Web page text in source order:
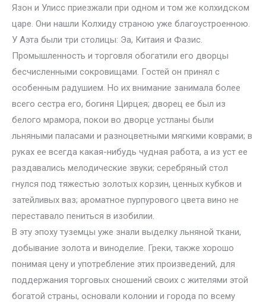
Язон и Улисс приезжали при одном и том же колхидском
царе. Они нашли Колхиду страною уже благоустроенною.
У Аэта были три столицы: Эа, Китаия и Фазис.
Промышленность и торговля обогатили его дворцы
бесчисленными сокровищами. Гостей он принял с
особенным радушием. Но их внимание занимала более
всего сестра его, богиня Цирцея; дворец ее был из
белого мрамора, покои во дворце устланы были
льняными паласами и разноцветными мягкими коврами; в
руках ее всегда какая-нибудь чудная работа, а из уст ее
раздавались мелодические звуки; серебряный стол
гнулся под тяжестью золотых корзин, ценных кубков и
затейливых ваз; ароматное пурпурового цвета вино не
переставало пениться в изобилии.
В эту эпоху туземцы уже знали выделку льняной ткани,
добывание золота и виноделие. Греки, также хорошо
понимая цену и употребление этих произведений, для
поддержания торговых сношений своих с жителями этой
богатой страны, основали колонии и города по всему